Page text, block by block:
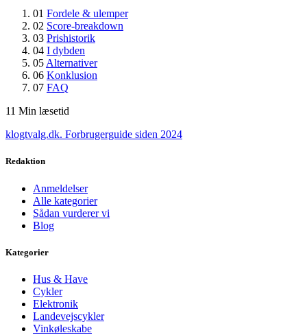
01 Fordele & ulemper
02 Score-breakdown
03 Prishistorik
04 I dybden
05 Alternativer
06 Konklusion
07 FAQ
11 Min læsetid
klogtvalg.dk. Forbrugerguide siden 2024
Redaktion
Anmeldelser
Alle kategorier
Sådan vurderer vi
Blog
Kategorier
Hus & Have
Cykler
Elektronik
Landevejscykler
Vinkøleskabe